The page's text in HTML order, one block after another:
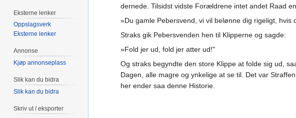
dernede. Tilsidst vidste Forældrene intet andet Raad
»Du gamle Pebersvend, vi vil belønne dig rigeligt, hvis
Straks gik Pebersvenden hen til Klipperne og sagde:
»Fold jer ud, fold jer atter ud!"
Og straks begyndte den store Klippe at folde sig ud,
Dagen, alle magre og ynkelige at se til. Det var
her ender saa denne Historie.
Eksterne lenker
Oppslagsverk
Eksterne lenker
Annonse
Kjøp annonseplass
Slik kan du bidra
Slik kan du bidra
Skriv ut / eksporter